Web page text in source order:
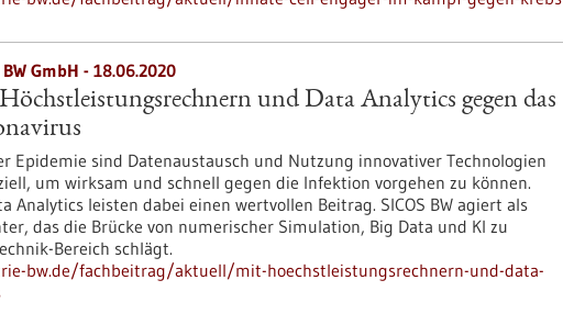
BW GmbH - 18.06.2020
und Data Analytics gegen das
Epidemie sind Datenaustausch und Nutzung innovativer Technologien
um wirksam und schnell gegen die Infektion vorgehen zu können.
Analytics leisten dabei einen wertvollen Beitrag. SICOS BW agiert als
das die Brücke von numerischer Simulation, Big Data und KI zu
Bereich schlägt.
bw.de/fachbeitrag/aktuell/mit-hoechstleistungsrechnern-und-data-